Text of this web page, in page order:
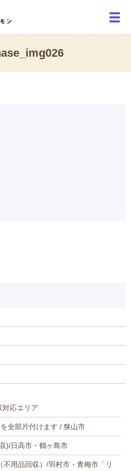
メ
対応エリア
全部片付けます / 狭山市
)/日高市・鶴ヶ島市
用品回収）/羽村市・青梅市「リ